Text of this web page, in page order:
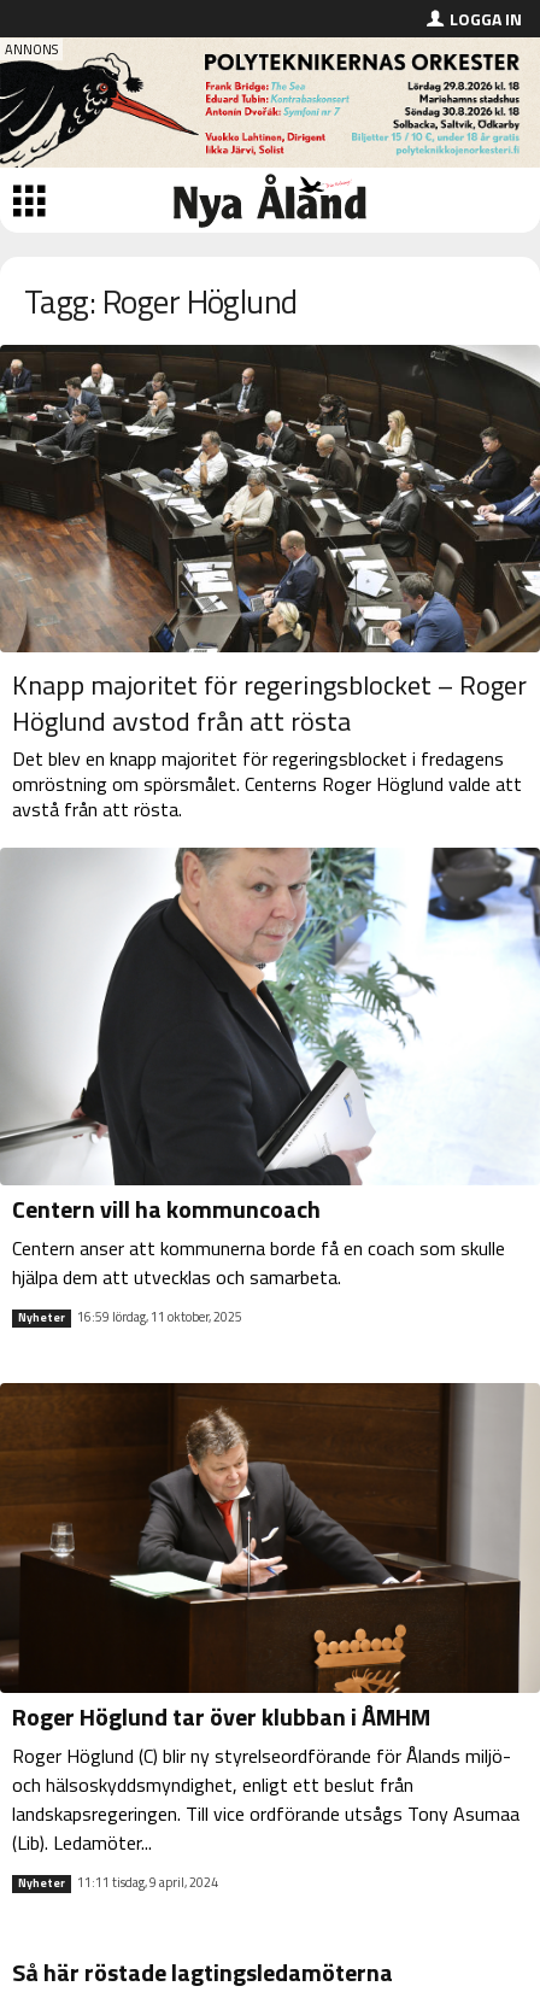
LOGGA IN
Tagg: Roger Höglund
Knapp majoritet för regeringsblocket – Roger
Höglund avstod från att rösta
Det blev en knapp majoritet för regeringsblocket i fredagens
omröstning om spörsmålet. Centerns Roger Höglund valde att
avstå från att rösta.
Centern vill ha kommuncoach
Centern anser att kommunerna borde få en coach som skulle
hjälpa dem att utvecklas och samarbeta.
Nyheter 16:59 lördag, 11 oktober, 2025
Roger Höglund tar över klubban i ÅMHM
Roger Höglund (C) blir ny styrelseordförande för Ålands miljö-
och hälsoskyddsmyndighet, enligt ett beslut från
landskapsregeringen. Till vice ordförande utsågs Tony Asumaa
(Lib). Ledamöter...
Nyheter 11:11 tisdag, 9 april, 2024
Så här röstade lagtingsledamöterna